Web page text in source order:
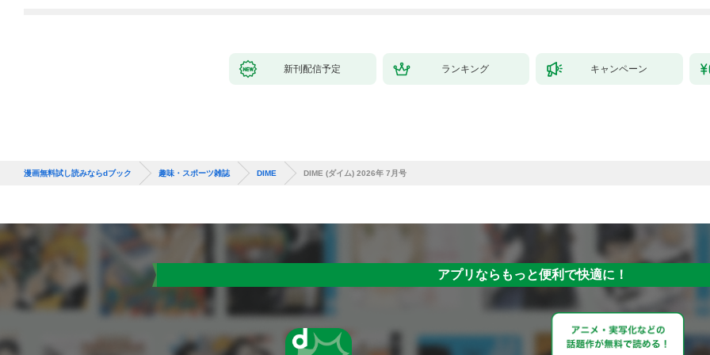
新刊配信予定 ランキング キャンペーン
漫画無料試し読みならdブック 趣味・スポーツ雑誌 DIME DIME (ダイム) 2026年 7月号
アプリならもっと便利で快適に！